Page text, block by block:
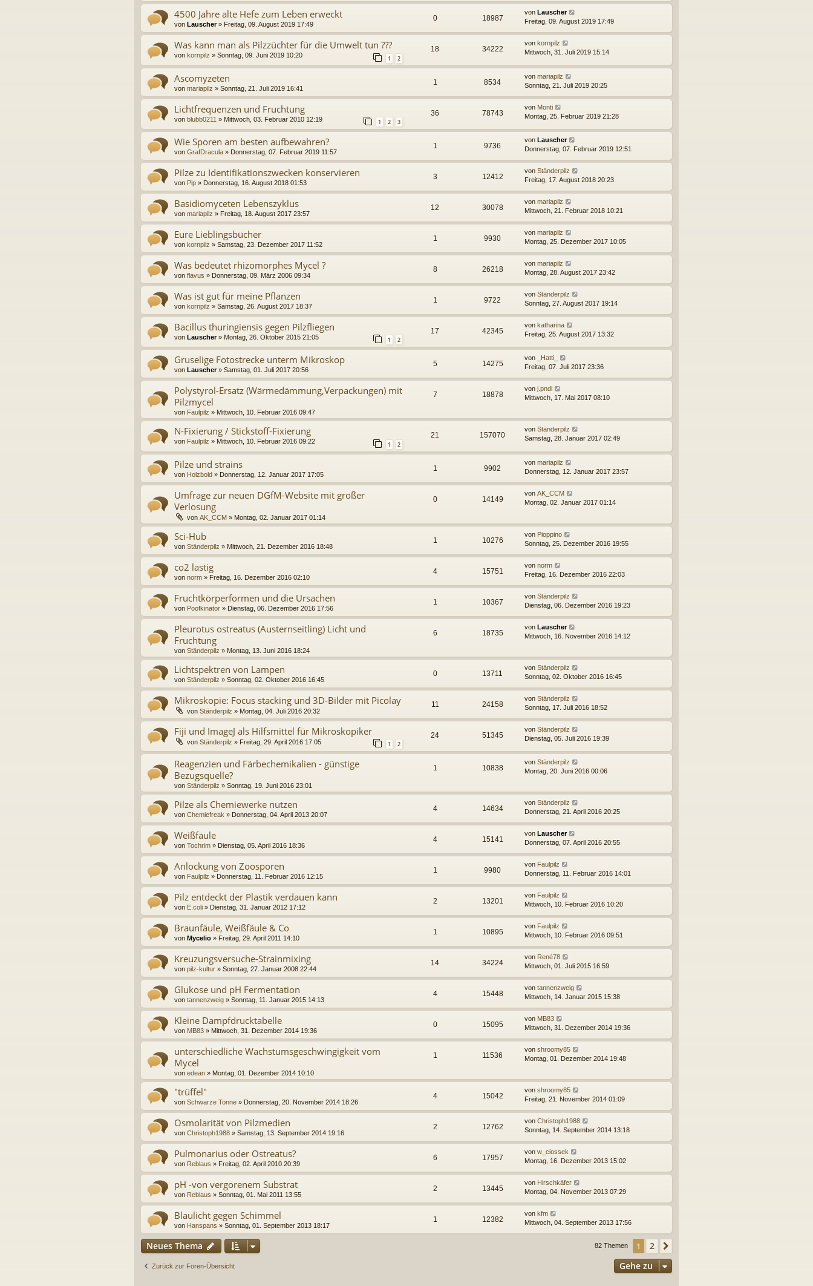
4500 Jahre alte Hefe zum Leben erweckt
von Lauscher» Freitag, 09. August 2019 17:49
0 18987
von Lauscher
Freitag, 09. August 2019 17:49
Was kann man als Pilzzüchter für die Umwelt tun ???
von kornpilz » Sonntag, 09. Juni 2019 10:20 1 2
18 34222
von kornpilz
Mittwoch, 31. Juli 2019 15:14
Ascomyzeten
von mariapilz » Sonntag, 21. Juli 2019 16:41
1 8534
von mariapilz
Sonntag, 21. Juli 2019 20:25
Lichtfrequenzen und Fruchtung
von blubb0211 » Mittwoch, 03. Februar 2010 12:19 1 2 3
36 78743
von Monti
Montag, 25. Februar 2019 21:28
Wie Sporen am besten aufbewahren?
von GrafDracula » Donnerstag, 07. Februar 2019 11:57
1 9736
von Lauscher
Donnerstag, 07. Februar 2019 12:51
Pilze zu Identifikationszwecken konservieren
von Pip » Donnerstag, 16. August 2018 01:53
3 12412
von Ständerpilz
Freitag, 17. August 2018 20:23
Basidiomyceten Lebenszyklus
von mariapilz » Freitag, 18. August 2017 23:57
12 30078
von mariapilz
Mittwoch, 21. Februar 2018 10:21
Eure Lieblingsbücher
von kornpilz » Samstag, 23. Dezember 2017 11:52
1 9930
von mariapilz
Montag, 25. Dezember 2017 10:05
Was bedeutet rhizomorphes Mycel ?
von flavus » Donnerstag, 09. März 2006 09:34
8 26218
von mariapilz
Montag, 28. August 2017 23:42
Was ist gut für meine Pflanzen
von kornpilz » Samstag, 26. August 2017 18:37
1 9722
von Ständerpilz
Sonntag, 27. August 2017 19:14
Bacillus thuringiensis gegen Pilzfliegen
von Lauscher» Montag, 26. Oktober 2015 21:05 1 2
17 42345
von katharina
Freitag, 25. August 2017 13:32
Gruselige Fotostrecke unterm Mikroskop
von Lauscher» Samstag, 01. Juli 2017 20:56
5 14275
von
_Hatti_
Freitag, 07. Juli 2017 23:36
Polystyrol-Ersatz (Wärmedämmung,Verpackungen) mit
Pilzmycel
von Faulpilz » Mittwoch, 10. Februar 2016 09:47
7 18878
von j.pndl
Mittwoch, 17. Mai 2017 08:10
N-Fixierung / Stickstoff-Fixierung
von Faulpilz » Mittwoch, 10. Februar 2016 09:22 1 2
21 157070
von Ständerpilz
Samstag, 28. Januar 2017 02:49
Pilze und strains
von Holzbold » Donnerstag, 12. Januar 2017 17:05
1 9902
von mariapilz
Donnerstag, 12. Januar 2017 23:57
Umfrage zur neuen DGfM-Website mit großer
Verlosung
von AK_CCM » Montag, 02. Januar 2017 01:14
0 14149
von AK_CCM
Montag, 02. Januar 2017 01:14
Sci-Hub
von Ständerpilz » Mittwoch, 21. Dezember 2016 18:48
1 10276
von Pioppino
Sonntag, 25. Dezember 2016 19:55
co2 lastig
von norm » Freitag, 16. Dezember 2016 02:10
4 15751
von norm
Freitag, 16. Dezember 2016 22:03
Fruchtkörperformen und die Ursachen
von Poofkinator » Dienstag, 06. Dezember 2016 17:56
1 10367
von Ständerpilz
Dienstag, 06. Dezember 2016 19:23
Pleurotus ostreatus (Austernseitling) Licht und
Fruchtung
von Ständerpilz » Montag, 13. Juni 2016 18:24
6 18735
von Lauscher
Mittwoch, 16. November 2016 14:12
Lichtspektren von Lampen
von Ständerpilz » Sonntag, 02. Oktober 2016 16:45
0 13711
von Ständerpilz
Sonntag, 02. Oktober 2016 16:45
Mikroskopie: Focus stacking und 3D-Bilder mit Picolay
von Ständerpilz » Montag, 04. Juli 2016 20:32
11 24158
von Ständerpilz
Sonntag, 17. Juli 2016 18:52
Fiji und ImageJ als Hilfsmittel für Mikroskopiker
von Ständerpilz » Freitag, 29. April 2016 17:05 1 2
24 51345
von Ständerpilz
Dienstag, 05. Juli 2016 19:39
Reagenzien und Färbechemikalien - günstige
Bezugsquelle?
von Ständerpilz » Sonntag, 19. Juni 2016 23:01
1 10838
von Ständerpilz
Montag, 20. Juni 2016 00:06
Pilze als Chemiewerke nutzen
von Chemiefreak » Donnerstag, 04. April 2013 20:07
4 14634
von Ständerpilz
Donnerstag, 21. April 2016 20:25
Weißfäule
von Tochrim » Dienstag, 05. April 2016 18:36
4 15141
von Lauscher
Donnerstag, 07. April 2016 20:55
Anlockung von Zoosporen
von Faulpilz » Donnerstag, 11. Februar 2016 12:15
1 9980
von Faulpilz
Donnerstag, 11. Februar 2016 14:01
Pilz entdeckt der Plastik verdauen kann
von E.coli » Dienstag, 31. Januar 2012 17:12
2 13201
von Faulpilz
Mittwoch, 10. Februar 2016 10:20
Braunfäule, Weißfäule & Co
von Mycelio » Freitag, 29. April 2011 14:10
1 10895
von Faulpilz
Mittwoch, 10. Februar 2016 09:51
Kreuzungsversuche-Strainmixing
von pilz-kultur » Sonntag, 27. Januar 2008 22:44
14 34224
von René78
Mittwoch, 01. Juli 2015 16:59
Glukose und pH Fermentation
von tannenzweig » Sonntag, 11. Januar 2015 14:13
4 15448
von tannenzweig
Mittwoch, 14. Januar 2015 15:38
Kleine Dampfdrucktabelle
von MB83 » Mittwoch, 31. Dezember 2014 19:36
0 15095
von MB83
Mittwoch, 31. Dezember 2014 19:36
unterschiedliche Wachstumsgeschwingigkeit vom
Mycel
von edean » Montag, 01. Dezember 2014 10:10
1 11536
von shroomy85
Montag, 01. Dezember 2014 19:48
"trüffel"
von Schwarze Tonne » Donnerstag, 20. November 2014 18:26
4 15042
von shroomy85
Freitag, 21. November 2014 01:09
Osmolarität von Pilzmedien
von Christoph1988 » Samstag, 13. September 2014 19:16
2 12762
von Christoph1988
Sonntag, 14. September 2014 13:18
Pulmonarius oder Ostreatus?
von Reblaus » Freitag, 02. April 2010 20:39
6 17957
von w_ciossek
Montag, 16. Dezember 2013 15:02
pH -von vergorenem Substrat
von Reblaus » Sonntag, 01. Mai 2011 13:55
2 13445
von Hirschkäfer
Montag, 04. November 2013 07:29
Blaulicht gegen Schimmel
von Hanspans » Sonntag, 01. September 2013 18:17
1 12382
von kfm
Mittwoch, 04. September 2013 17:56
Neues Thema 82 Themen 1 2
Zurück zur Foren-Übersicht Gehe zu